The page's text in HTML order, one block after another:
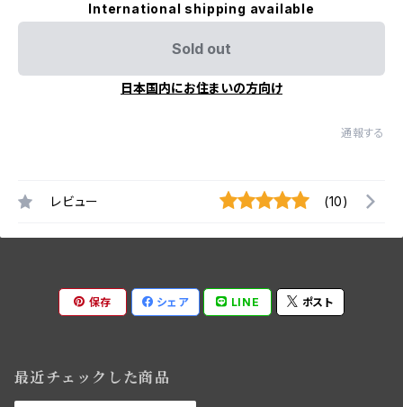
International shipping available
Sold out
日本国内にお住まいの方向け
通報する
レビュー (10)
保存 シェア LINE ポスト
最近チェックした商品